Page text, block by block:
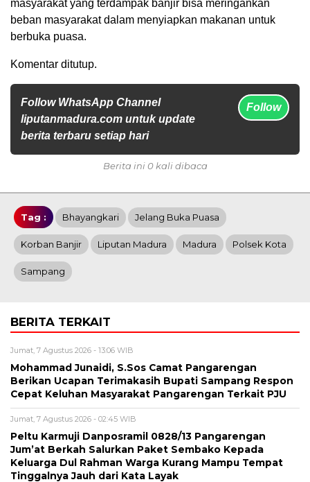
masyarakat yang terdampak banjir bisa meringankan
beban masyarakat dalam menyiapkan makanan untuk
berbuka puasa.
Komentar ditutup.
Follow WhatsApp Channel
liputanmadura.com untuk update
berita terbaru setiap hari
Follow
Berita ini 0 kali dibaca
Tag : Bhayangkari Jelang Buka Puasa
Korban Banjir Liputan Madura Madura Polsek Kota
Sampang
BERITA TERKAIT
Jumat, 7 Agustus 2026 - 13:06 WIB
Mohammad Junaidi, S.Sos Camat Pangarengan
Berikan Ucapan Terimakasih Bupati Sampang Respon
Cepat Keluhan Masyarakat Pangarengan Terkait PJU
Jumat, 7 Agustus 2026 - 02:45 WIB
Peltu Karmuji Danposramil 0828/13 Pangarengan
Jum’at Berkah Salurkan Paket Sembako Kepada
Keluarga Dul Rahman Warga Kurang Mampu Tempat
Tinggalnya Jauh dari Kata Layak